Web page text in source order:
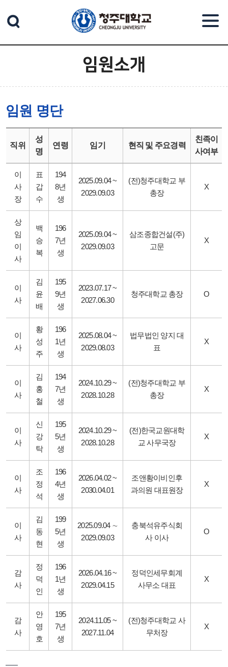
임원소개
임원 명단
직위
성
명
연령 임기 현직 및 주요경력
친족이
사여부
이
사
장
표
갑
수
194
8년
생
2025.09.04 ~
2029.09.03
(전)청주대학교 부
총장
X
상
임
이
사
백
승
복
196
7년
생
2025.09.04 ~
2029.09.03
삼조종합건설(주)
고문
X
이
사
김
윤
배
195
9년
생
2023.07.17 ~
2027.06.30
청주대학교 총장 O
이
사
황
성
주
196
1년
생
2025.08.04 ~
2029.08.03
법무법인 양지 대
표
X
이
사
김
홍
철
194
7년
생
2024.10.29 ~
2028.10.28
(전)청주대학교 부
총장
X
이
사
신
강
탁
195
5년
생
2024.10.29 ~
2028.10.28
(전)한국교원대학
교 사무국장
X
이
사
조
정
석
196
4년
생
2026.04.02 ~
2030.04.01
조앤황이비인후
과의원 대표원장
X
이
사
김
동
현
199
5년
생
2025.09.04 ∼
2029.09.03
충북석유주식회
사 이사
O
감
사
정
덕
인
196
1년
생
2026.04.16 ~
2029.04.15
정덕인세무회계
사무소 대표
X
감
사
안
영
호
195
7년
생
2024.11.05 ~
2027.11.04
(전)청주대학교 사
무처장
X